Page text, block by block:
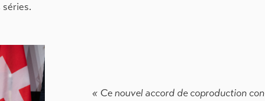
« Ce nouvel accord de coproduction